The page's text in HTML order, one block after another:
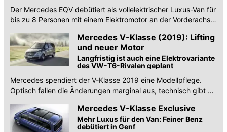
Der Mercedes EQV debütiert als vollelektrischer Luxus-Van für
bis zu 8 Personen mit einem Elektromotor an der Vorderachse
Mercedes V-Klasse (2019): Lifting
und neuer Motor
Langfristig ist auch eine Elektrovariante
des VW-T6-Rivalen geplant
Mercedes spendiert der V-Klasse 2019 eine Modellpflege.
Optisch fallen die Änderungen marginal aus, technisch gibt es
Mercedes V-Klasse Exclusive
Mehr Luxus für den Van: Feiner Benz
debütiert in Genf